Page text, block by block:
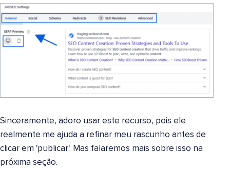
Sinceramente, adoro usar este recurso, pois ele
realmente me ajuda a refinar meu rascunho antes de
clicar em 'publicar'. Mas falaremos mais sobre isso na
próxima seção.